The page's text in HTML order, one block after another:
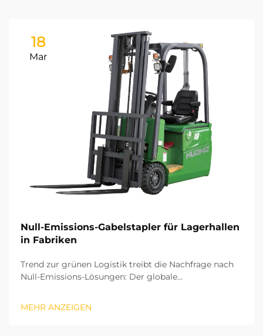
18
Mar
Null-Emissions-Gabelstapler für Lagerhallen
in Fabriken
Trend zur grünen Logistik treibt die Nachfrage nach
Null-Emissions-Lösungen: Der globale
Die verbleibenden Logistikprozesse in Fabriken sind
MEHR ANZEIGEN